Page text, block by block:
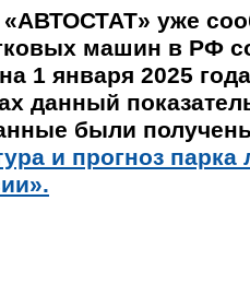
«АВТОСТАТ» уже
машин в РФ
1 января 2025
данный
были
и прогноз парка